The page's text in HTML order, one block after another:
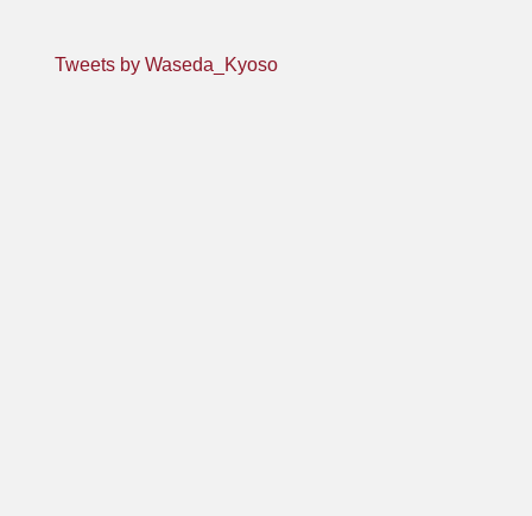
Tweets by Waseda_Kyoso